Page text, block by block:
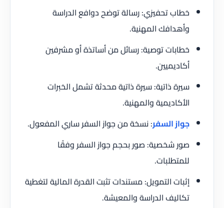
خطاب تحفيزي: رسالة توضح دوافع الدراسة
وأهدافك المهنية.
خطابات توصية: رسائل من أساتذة أو مشرفين
أكاديميين.
سيرة ذاتية: سيرة ذاتية محدثة تشمل الخبرات
الأكاديمية والمهنية.
جواز السفر: نسخة من جواز السفر ساري المفعول.
صور شخصية: صور بحجم جواز السفر وفقًا
للمتطلبات.
إثبات التمويل: مستندات تثبت القدرة المالية لتغطية
تكاليف الدراسة والمعيشة.